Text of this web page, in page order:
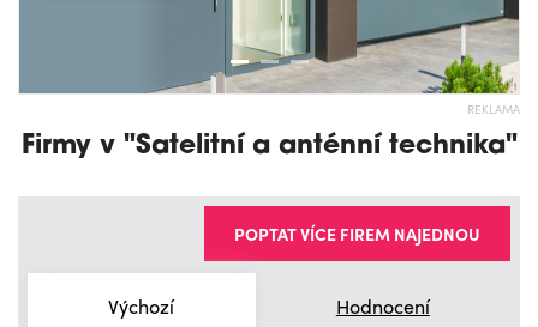
REKLAMA
Firmy v "Satelitní a anténní technika"
Výchozí Hodnocení
POPTAT VÍCE FIREM NAJEDNOU